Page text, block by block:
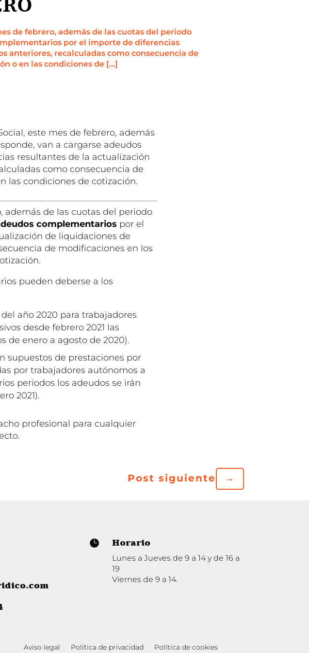
de febrero, además de las cuotas del periodo
por el importe de diferencias
anteriores, recalculadas como consecuencia de
o en las condiciones de […]
este mes de febrero, además
van a cargarse adeudos
resultantes de la actualización
como consecuencia de
las condiciones de cotización.
, además de las cuotas del periodo
complementarios por el
de liquidaciones de
de modificaciones en los
pueden deberse a los
año 2020 para trabajadores
desde febrero 2021 las
de enero a agosto de 2020).
supuestos de prestaciones por
por trabajadores autónomos a
periodos los adeudos se irán
2021).
profesional para cualquier
Post siguiente →
 Horario
Lunes a Jueves de 9 a 14 y de 16 a
19
Viernes de 9 a 14.
Aviso legal Política de privacidad Política de cookies